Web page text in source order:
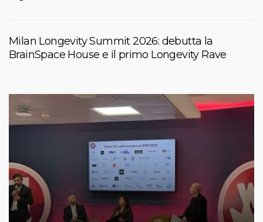
Milan Longevity Summit 2026: debutta la
BrainSpace House e il primo Longevity Rave